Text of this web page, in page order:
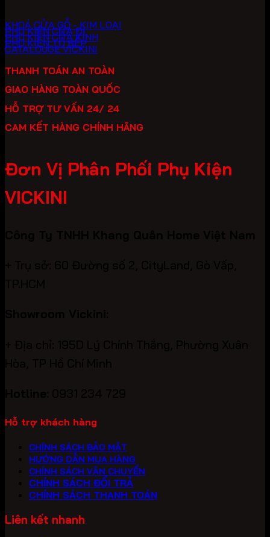
KHOÁ CỬA GỖ - KIM LOẠI
PHỤ KIỆN CỬA ĐI
PHỤ KIỆN CỬA KÍNH
PHỤ KIỆN TỦ BẾP
CATALOUGE VICKINI
THANH TOÁN AN TOÀN
GIAO HÀNG TOÀN QUỐC
HỖ TRỢ TƯ VẤN 24/ 24
CAM KẾT HÀNG CHÍNH HÃNG
Đơn Vị Phân Phối Phụ Kiện
VICKINI
Hỗ trợ khách hàng
CHÍNH SÁCH BẢO MẬT
HƯỚNG DẪN MUA HÀNG
CHÍNH SÁCH VẬN CHUYỂN
CHÍNH SÁCH ĐỔI TRẢ
CHÍNH SÁCH THANH TOÁN
Liên kết nhanh